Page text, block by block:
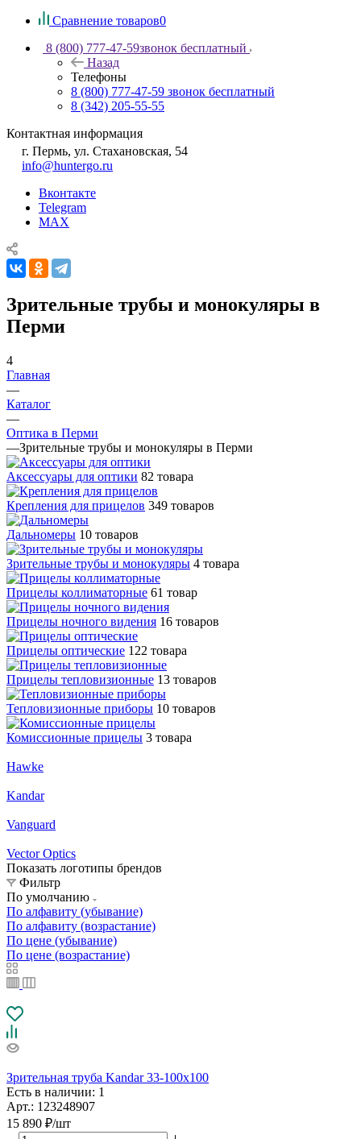
Сравнение товаров0
8 (800) 777-47-59звонок бесплатный
Назад
Телефоны
8 (800) 777-47-59 звонок бесплатный
8 (342) 205-55-55
Контактная информация
г. Пермь, ул. Стахановская, 54
info@huntergo.ru
Вконтакте
Telegram
MAX
Зрительные трубы и монокуляры в
Перми
4
Главная
—
Каталог
—
Оптика в Перми
—Зрительные трубы и монокуляры в Перми
Аксессуары для оптики 82 товара
Крепления для прицелов 349 товаров
Дальномеры 10 товаров
Зрительные трубы и монокуляры 4 товара
Прицелы коллиматорные 61 товар
Прицелы ночного видения 16 товаров
Прицелы оптические 122 товара
Прицелы тепловизионные 13 товаров
Тепловизионные приборы 10 товаров
Комиссионные прицелы 3 товара
Hawke
Kandar
Vanguard
Vector Optics
Показать логотипы брендов
Фильтр
По умолчанию
По алфавиту (убывание)
По алфавиту (возрастание)
По цене (убывание)
По цене (возрастание)
Зрительная труба Kandar 33-100x100
Есть в наличии: 1
Арт.: 123248907
15 890 ₽/шт